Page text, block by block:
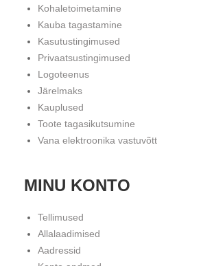
Kohaletoimetamine
Kauba tagastamine
Kasutustingimused
Privaatsustingimused
Logoteenus
Järelmaks
Kauplused
Toote tagasikutsumine
Vana elektroonika vastuvõtt
MINU KONTO
Tellimused
Allalaadimised
Aadressid